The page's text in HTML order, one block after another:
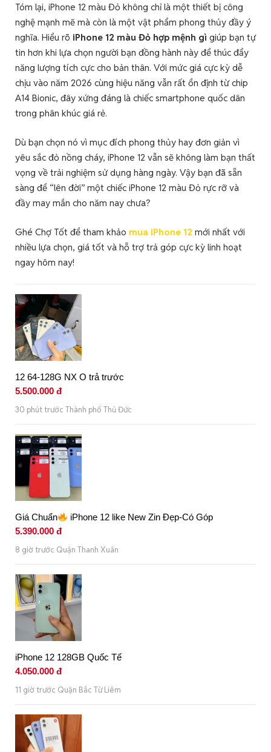
Tóm lại, iPhone 12 màu Đỏ không chỉ là một thiết bị công
nghệ mạnh mẽ mà còn là một vật phẩm phong thủy đầy ý
nghĩa. Hiểu rõ iPhone 12 màu Đỏ hợp mệnh gì giúp bạn tự
tin hơn khi lựa chọn người bạn đồng hành này để thúc đẩy
năng lượng tích cực cho bản thân. Với mức giá cực kỳ dễ
chịu vào năm 2026 cùng hiệu năng vẫn rất ổn định từ chip
A14 Bionic, đây xứng đáng là chiếc smartphone quốc dân
trong phân khúc giá rẻ.
Dù bạn chọn nó vì mục đích phong thủy hay đơn giản vì
yêu sắc đỏ nồng cháy, iPhone 12 vẫn sẽ không làm bạn thất
vọng về trải nghiệm sử dụng hàng ngày. Vậy bạn đã sẵn
sàng để “lên đời” một chiếc iPhone 12 màu Đỏ rực rỡ và
đầy may mắn cho năm nay chưa?
Ghé Chợ Tốt để tham khảo mua iPhone 12 mới nhất với
nhiều lựa chọn, giá tốt và hỗ trợ trả góp cực kỳ linh hoạt
ngay hôm nay!
12 64-128G NX O trả trước
5.500.000 đ
30 phút trước Thành phố Thủ Đức
Giá Chuẩn
iPhone 12 like New Zin Đẹp-Có Góp
5.390.000 đ
8 giờ trước Quận Thanh Xuân
iPhone 12 128GB Quốc Tế
4.050.000 đ
11 giờ trước Quận Bắc Từ Liêm